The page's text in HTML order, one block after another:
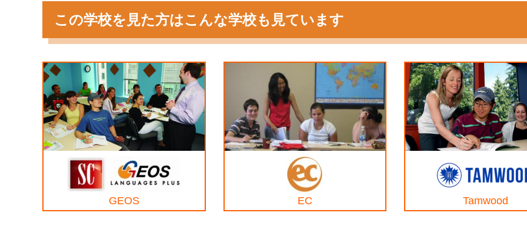
この学校を見た方はこんな学校も見ています
GEOS EC Tamwood